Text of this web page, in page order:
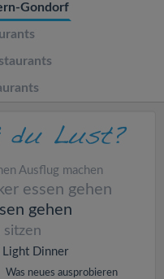
Gondorf
Ausflug machen
essen gehen
gehen
Light Dinner
Was neues ausprobieren